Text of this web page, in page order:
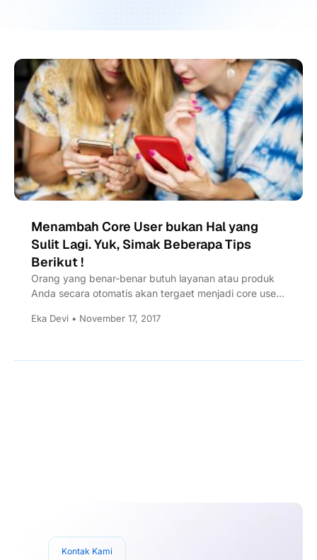
Menambah Core User bukan Hal yang
Sulit Lagi. Yuk, Simak Beberapa Tips
Berikut !
Orang yang benar-benar butuh layanan atau produk
Anda secara otomatis akan tergaet menjadi core user,
Eka Devi • November 17, 2017
Kontak Kami